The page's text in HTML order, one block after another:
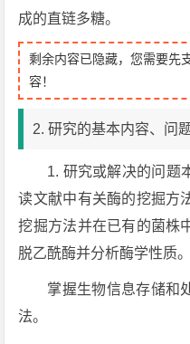
成的直链多糖。
剩余内容已隐藏，您需要先
容！
2. 研究的基本内容、问
1. 研究或解决的问题
读文献中有关酶的挖掘方
挖掘方法并在已有的菌株
脱乙酰酶并分析酶学性质。
掌握生物信息存储和
法。